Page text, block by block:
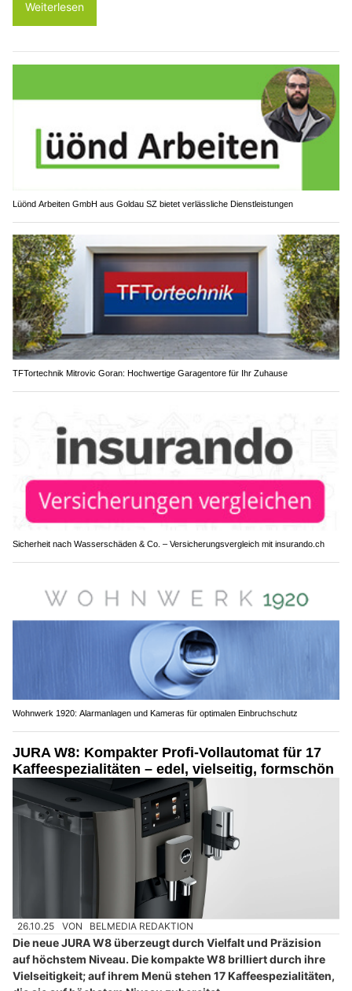
Weiterlesen
Lüönd Arbeiten GmbH aus Goldau SZ bietet verlässliche Dienstleistungen
TFTortechnik Mitrovic Goran: Hochwertige Garagentore für Ihr Zuhause
Sicherheit nach Wasserschäden & Co. – Versicherungsvergleich mit insurando.ch
Wohnwerk 1920: Alarmanlagen und Kameras für optimalen Einbruchschutz
JURA W8: Kompakter Profi-Vollautomat für 17
Kaffeespezialitäten – edel, vielseitig, formschön
26.10.25 VON BELMEDIA REDAKTION
Die neue JURA W8 überzeugt durch Vielfalt und Präzision
auf höchstem Niveau. Die kompakte W8 brilliert durch ihre
Vielseitigkeit; auf ihrem Menü stehen 17 Kaffeespezialitäten,